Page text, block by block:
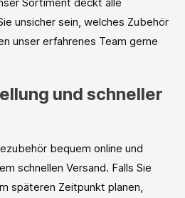
unsicher sein, welches Zubehör
unser erfahrenes Team gerne
und schneller
bequem online und
schnellen Versand. Falls Sie
späteren Zeitpunkt planen,